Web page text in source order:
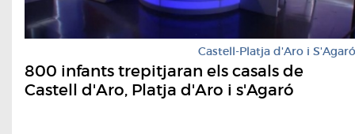
Castell-Platja d'Aro i S'Agaró
800 infants trepitjaran els casals de
Castell d'Aro, Platja d'Aro i s'Agaró